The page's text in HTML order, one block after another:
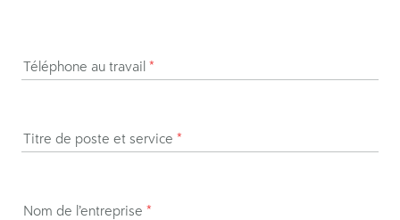
Téléphone au travail *
Titre de poste et service *
Nom de l’entreprise *